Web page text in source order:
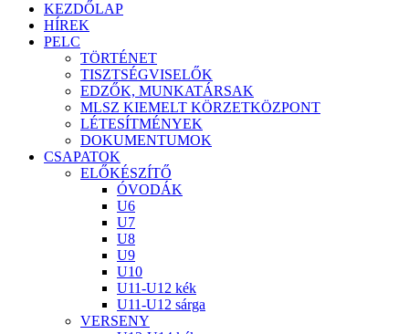
KEZDŐLAP
HÍREK
PELC
TÖRTÉNET
TISZTSÉGVISELŐK
EDZŐK, MUNKATÁRSAK
MLSZ KIEMELT KÖRZETKÖZPONT
LÉTESÍTMÉNYEK
DOKUMENTUMOK
CSAPATOK
ELŐKÉSZÍTŐ
ÓVODÁK
U6
U7
U8
U9
U10
U11-U12 kék
U11-U12 sárga
VERSENY